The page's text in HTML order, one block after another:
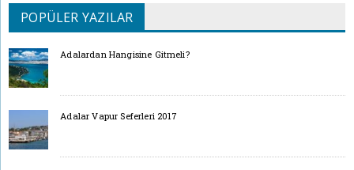
POPÜLER YAZILAR
Adalardan Hangisine Gitmeli?
Adalar Vapur Seferleri 2017